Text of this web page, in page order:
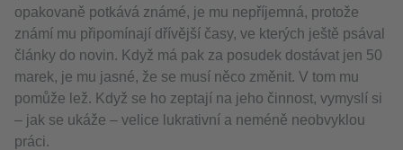
opakovaně potkává známé, je mu nepříjemná, protože
známí mu připomínají dřívější časy, ve kterých ještě psával
články do novin. Když má pak za posudek dostávat jen 50
marek, je mu jasné, že se musí něco změnit. V tom mu
pomůže lež. Když se ho zeptají na jeho činnost, vymyslí si
– jak se ukáže – velice lukrativní a neméně neobvyklou
práci.